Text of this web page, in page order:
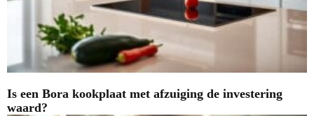
Is een Bora kookplaat met afzuiging de investering
waard?